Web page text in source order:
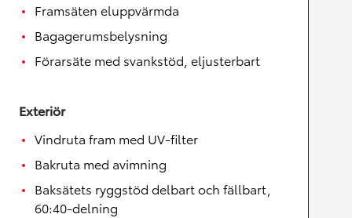
Framsäten eluppvärmda
Bagagerumsbelysning
Förarsäte med svankstöd, eljusterbart
Exteriör
Vindruta fram med UV-filter
Bakruta med avimning
Baksätets ryggstöd delbart och fällbart,
60:40-delning